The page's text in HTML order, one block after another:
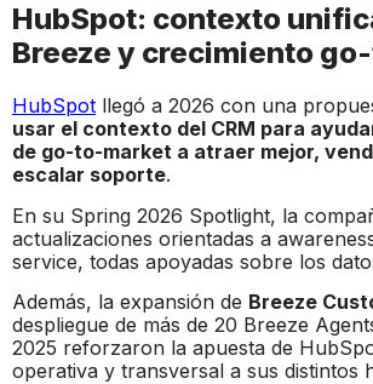
HubSpot: contexto
Breeze y crecimiento
HubSpot llegó a 2026 con una
usar el contexto del CRM para
de go-to-market a atraer mejor,
escalar soporte.
En su Spring 2026 Spotlight, la
actualizaciones orientadas a
service, todas apoyadas sobre los
Además, la expansión de Breeze
despliegue de más de 20 Breeze
2025 reforzaron la apuesta de
operativa y transversal a sus distintos